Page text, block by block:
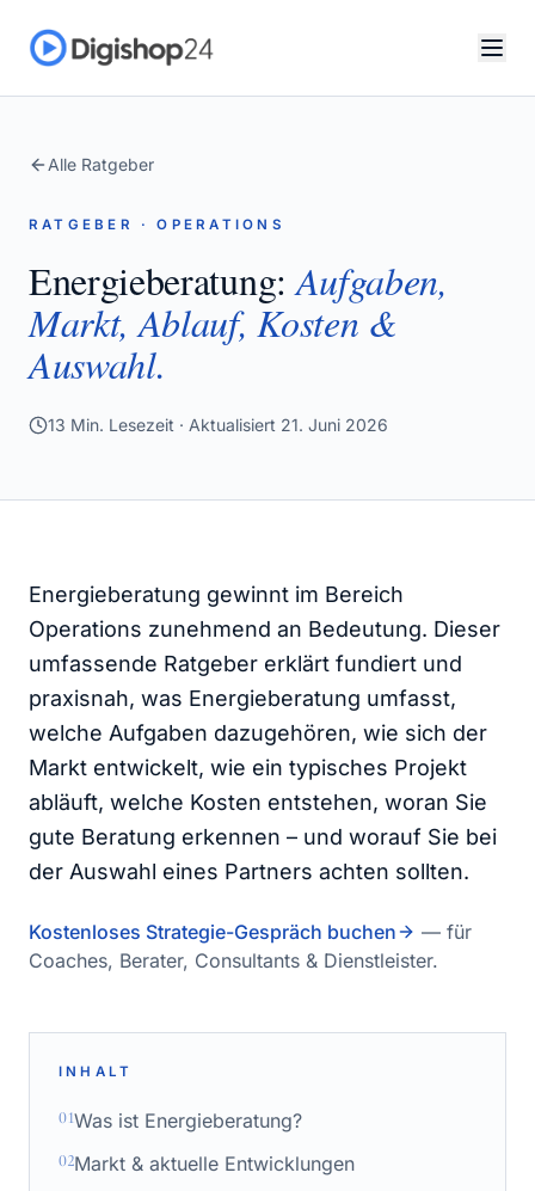
Alle Ratgeber
RATGEBER · OPERATIONS
Energieberatung:Aufgaben,
Markt, Ablauf, Kosten &
Auswahl.
13 Min. Lesezeit · Aktualisiert 21. Juni 2026
Energieberatung gewinnt im Bereich
Operations zunehmend an Bedeutung. Dieser
umfassende Ratgeber erklärt fundiert und
praxisnah, was Energieberatung umfasst,
welche Aufgaben dazugehören, wie sich der
Markt entwickelt, wie ein typisches Projekt
abläuft, welche Kosten entstehen, woran Sie
gute Beratung erkennen – und worauf Sie bei
der Auswahl eines Partners achten sollten.
Kostenloses Strategie-Gespräch buchen
— für
Coaches, Berater, Consultants & Dienstleister.
INHALT
01Was ist Energieberatung?
02Markt & aktuelle Entwicklungen